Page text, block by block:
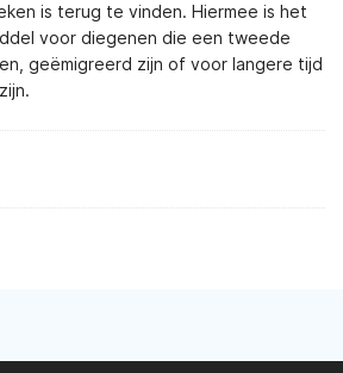
is terug te vinden. Hiermee is het
voor diegenen die een tweede
geëmigreerd zijn of voor langere tijd